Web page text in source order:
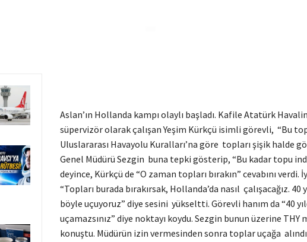
Aslan’ın Hollanda kampı olaylı başladı. Kafile Atatürk
süpervizör olarak çalışan Yeşim Kürkçü isimli görevli, “Bu
Uluslararası Havayolu Kuralları’na göre topları şişik halde
Genel Müdürü Sezgin buna tepki gösterip, “Bu kadar topu
deyince, Kürkçü de “O zaman topları bırakın” cevabını verdi.
“Topları burada bırakırsak, Hollanda’da nasıl çalışacağız.
böyle uçuyoruz” diye sesini yükseltti. Görevli hanım da “40
uçamazsınız” diye noktayı koydu. Sezgin bunun üzerine
konuştu. Müdürün izin vermesinden sonra toplar uçağa